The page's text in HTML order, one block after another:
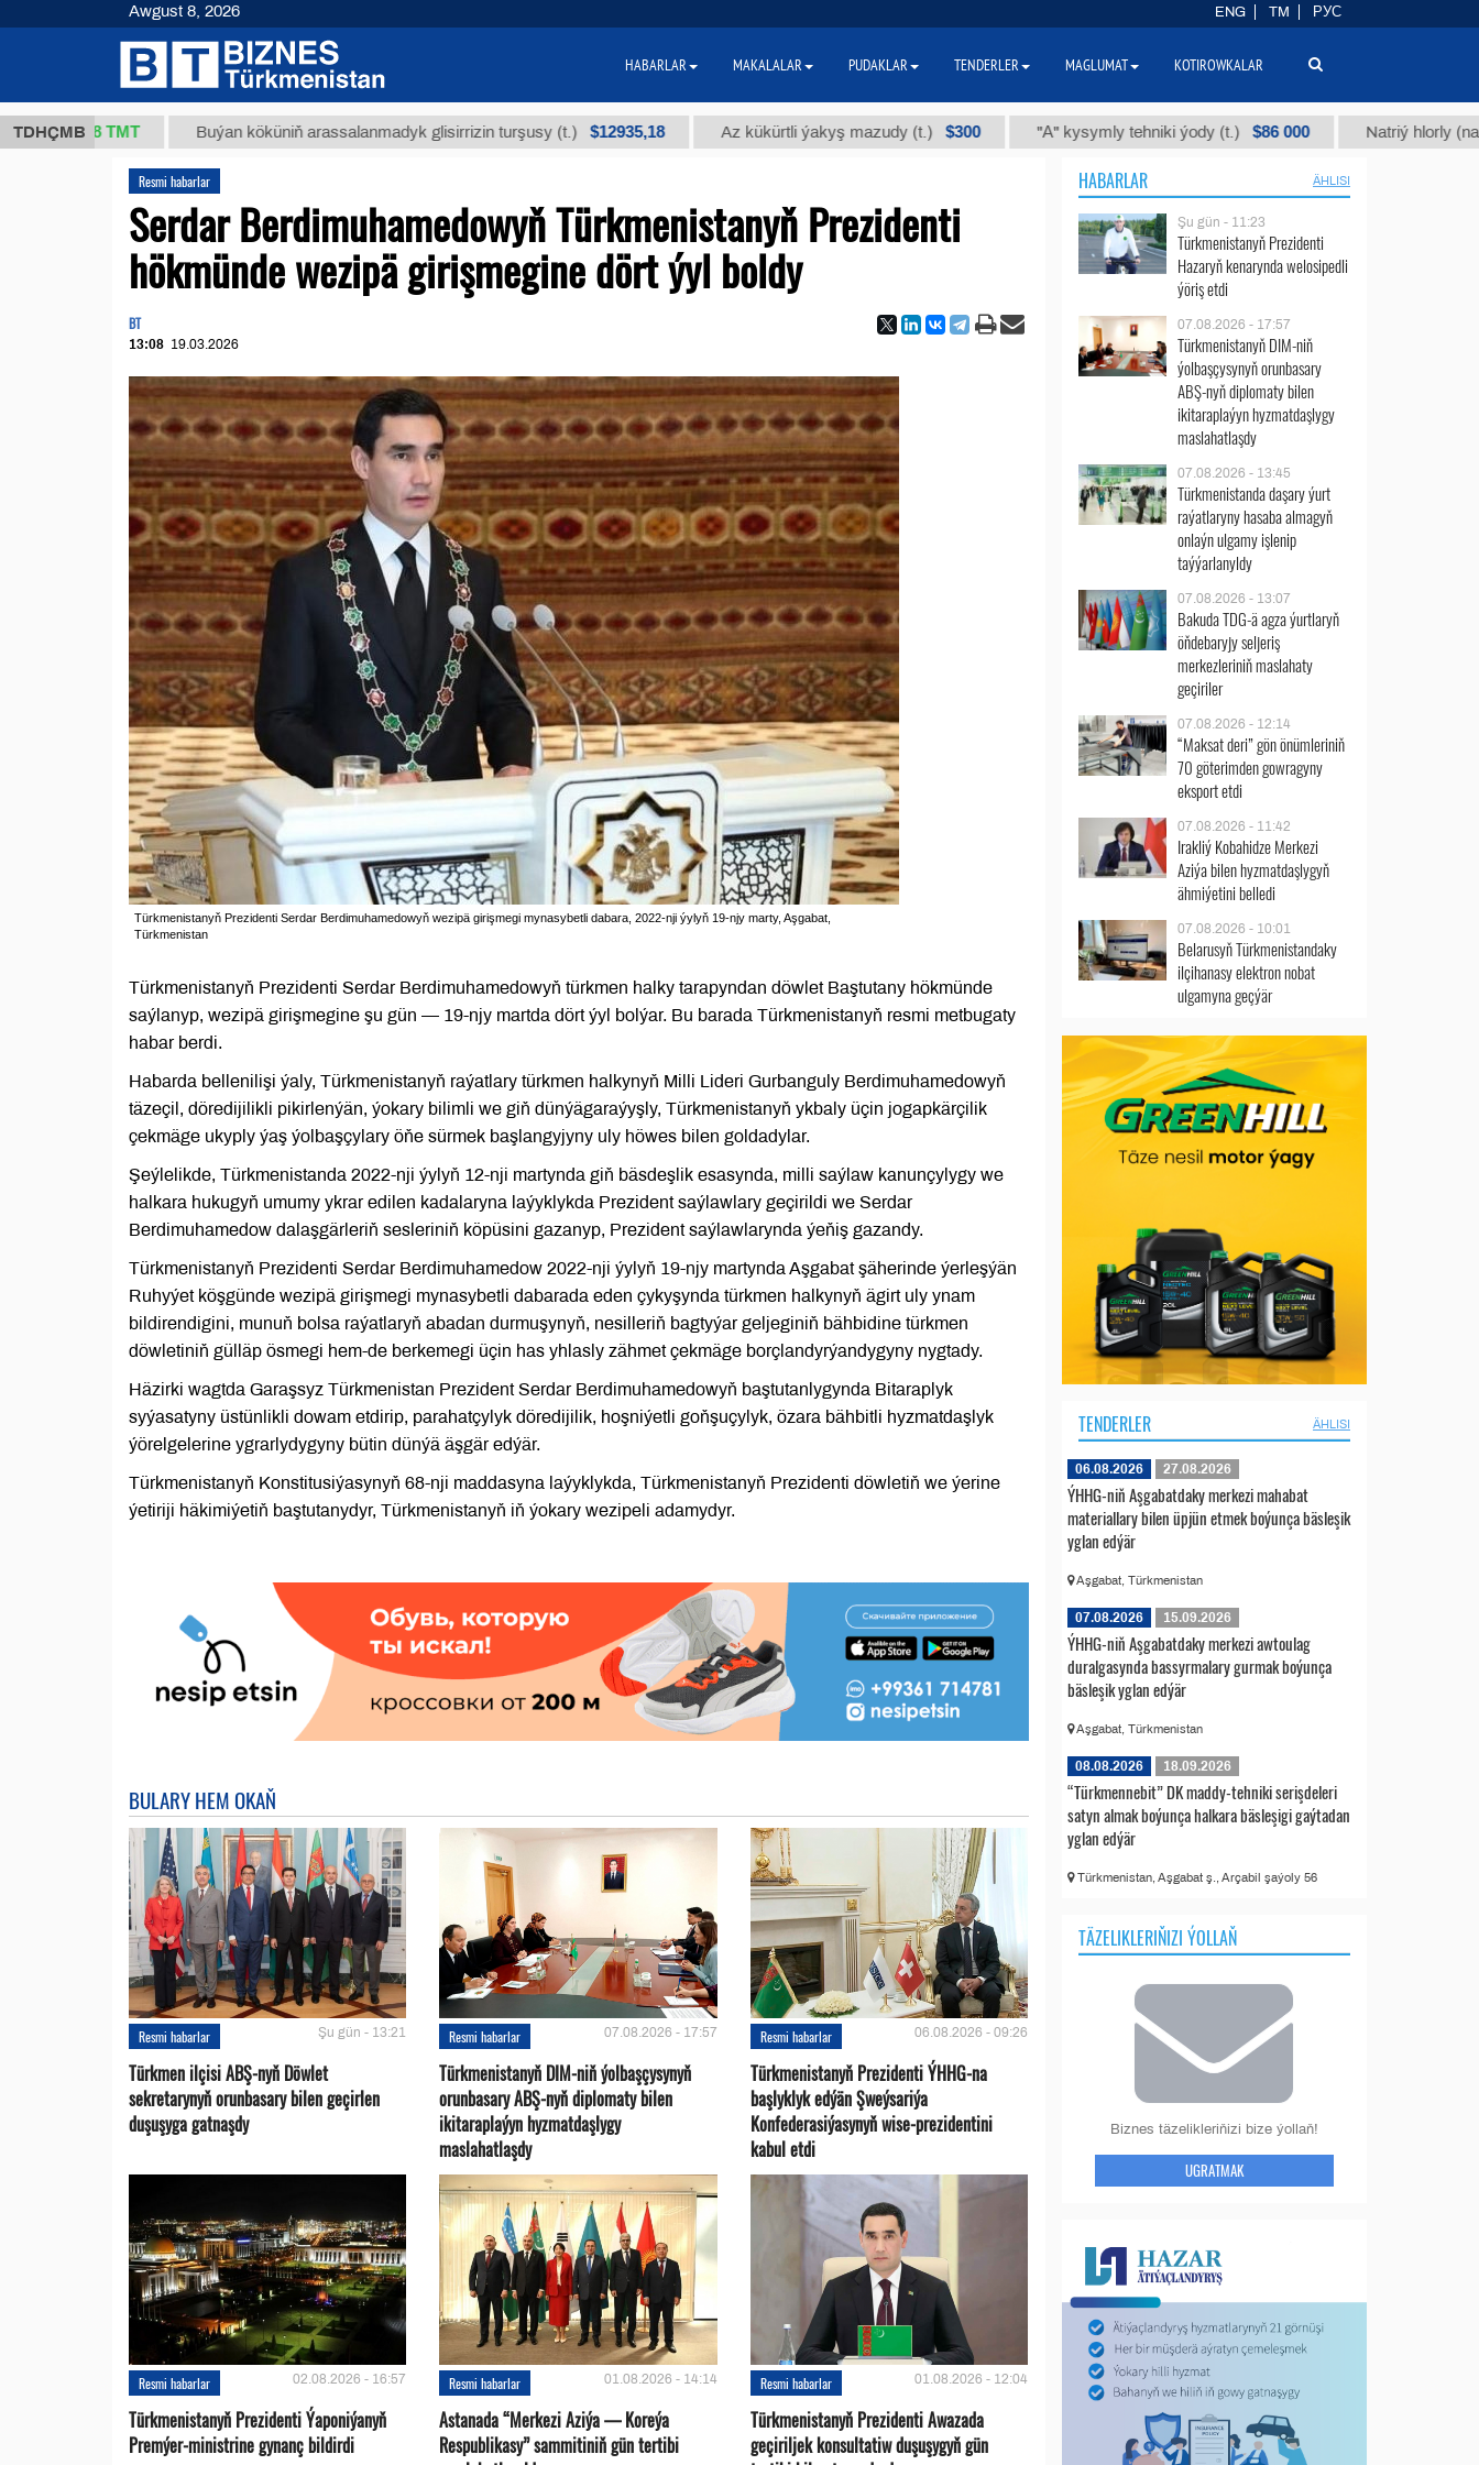
TDHÇMB
37,8 ТМТ Buýan köküniň arassalanmadyk glisirrizin turşusy (t.) $12935,18 Az kükürtli ýakyş mazudy (t.) $300 "А" kysymly tehniki ýody (t.) $86 000 Natriý hlorly (nahar
Resmi habarlar
Serdar Berdimuhamedowyň Türkmenistanyň Prezidenti
hökmünde wezipä girişmegine dört ýyl boldy
BT
13:08 19.03.2026
Türkmenistanyň Prezidenti Serdar Berdimuhamedowyň wezipä girişmegi mynasybetli dabara, 2022-nji ýylyň 19-njy marty, Aşgabat,
Türkmenistan
Türkmenistanyň Prezidenti Serdar Berdimuhamedowyň türkmen halky tarapyndan döwlet Baştutany hökmünde
saýlanyp, wezipä girişmegine şu gün — 19-njy martda dört ýyl bolýar. Bu barada Türkmenistanyň resmi metbugaty
habar berdi.
Habarda bellenilişi ýaly, Türkmenistanyň raýatlary türkmen halkynyň Milli Lideri Gurbanguly Berdimuhamedowyň
täzeçil, döredijilikli pikirlenýän, ýokary bilimli we giň dünýägaraýyşly, Türkmenistanyň ykbaly üçin jogapkärçilik
çekmäge ukyply ýaş ýolbaşçylary öňe sürmek başlangyjyny uly höwes bilen goldadylar.
Şeýlelikde, Türkmenistanda 2022-nji ýylyň 12-nji martynda giň bäsdeşlik esasynda, milli saýlaw kanunçylygy we
halkara hukugyň umumy ykrar edilen kadalaryna laýyklykda Prezident saýlawlary geçirildi we Serdar
Berdimuhamedow dalaşgärleriň sesleriniň köpüsini gazanyp, Prezident saýlawlarynda ýeňiş gazandy.
Türkmenistanyň Prezidenti Serdar Berdimuhamedow 2022-nji ýylyň 19-njy martynda Aşgabat şäherinde ýerleşýän
Ruhyýet köşgünde wezipä girişmegi mynasybetli dabarada eden çykyşynda türkmen halkynyň ägirt uly ynam
bildirendigini, munuň bolsa raýatlaryň abadan durmuşynyň, nesilleriň bagtyýar geljeginiň bähbidine türkmen
döwletiniň gülläp ösmegi hem-de berkemegi üçin has yhlasly zähmet çekmäge borçlandyrýandygyny nygtady.
Häzirki wagtda Garaşsyz Türkmenistan Prezident Serdar Berdimuhamedowyň baştutanlygynda Bitaraplyk
syýasatyny üstünlikli dowam etdirip, parahatçylyk döredijilik, hoşniýetli goňşuçylyk, özara bähbitli hyzmatdaşlyk
ýörelgelerine ygrarlydygyny bütin dünýä äşgär edýär.
Türkmenistanyň Konstitusiýasynyň 68-nji maddasyna laýyklykda, Türkmenistanyň Prezidenti döwletiň we ýerine
ýetiriji häkimiýetiň baştutanydyr, Türkmenistanyň iň ýokary wezipeli adamydyr.
BULARY HEM OKAŇ
Resmi habarlar Şu gün - 13:21
Türkmen ilçisi ABŞ-nyň Döwlet
sekretarynyň orunbasary bilen geçirlen
duşuşyga gatnaşdy
Resmi habarlar 07.08.2026 - 17:57
Türkmenistanyň DIM-niň ýolbaşçysynyň
orunbasary ABŞ-nyň diplomaty bilen
ikitaraplaýyn hyzmatdaşlygy
maslahatlaşdy
Resmi habarlar 06.08.2026 - 09:26
Türkmenistanyň Prezidenti ÝHHG-na
başlyklyk edýän Şweýsariýa
Konfederasiýasynyň wise-prezidentini
kabul etdi
Resmi habarlar 02.08.2026 - 16:57
Türkmenistanyň Prezidenti Ýaponiýanyň
Premýer-ministrine gynanç bildirdi
Resmi habarlar 01.08.2026 - 14:14
Astanada “Merkezi Aziýa — Koreýa
Respublikasy” sammitiniň gün tertibi
Resmi habarlar 01.08.2026 - 12:04
Türkmenistanyň Prezidenti Awazada
geçiriljek konsultatiw duşuşygyň gün
HABARLAR ÄHLISI
Şu gün - 11:23
Türkmenistanyň Prezidenti
Hazaryň kenarynda welosipedli
ýöriş etdi
07.08.2026 - 17:57
Türkmenistanyň DIM-niň
ýolbaşçysynyň orunbasary
ABŞ-nyň diplomaty bilen
ikitaraplaýyn hyzmatdaşlygy
maslahatlaşdy
07.08.2026 - 13:45
Türkmenistanda daşary ýurt
raýatlaryny hasaba almagyň
onlaýn ulgamy işlenip
taýýarlanyldy
07.08.2026 - 13:07
Bakuda TDG-ä agza ýurtlaryň
öňdebaryjy seljeriş
merkezleriniň maslahaty
geçiriler
07.08.2026 - 12:14
“Maksat deri” gön önümleriniň
70 göterimden gowragyny
eksport etdi
07.08.2026 - 11:42
Irakliý Kobahidze Merkezi
Aziýa bilen hyzmatdaşlygyň
ähmiýetini belledi
07.08.2026 - 10:01
Belarusyň Türkmenistandaky
ilçihanasy elektron nobat
ulgamyna geçýär
TENDERLER ÄHLISI
06.08.2026 27.08.2026
ÝHHG-niň Aşgabatdaky merkezi mahabat
materiallary bilen üpjün etmek boýunça bäsleşik
yglan edýär
Aşgabat, Türkmenistan
07.08.2026 15.09.2026
ÝHHG-niň Aşgabatdaky merkezi awtoulag
duralgasynda bassyrmalary gurmak boýunça
bäsleşik yglan edýär
Aşgabat, Türkmenistan
08.08.2026 18.09.2026
“Türkmennebit” DK maddy-tehniki serişdeleri
satyn almak boýunça halkara bäsleşigi gaýtadan
yglan edýär
Türkmenistan, Aşgabat ş., Arçabil şaýoly 56
TÄZELIKLERIŇIZI ÝOLLAŇ
Biznes täzelikleriňizi bize ýollaň!
UGRATMAK
Awgust 8, 2026 ENG TM РУС
HABARLAR MAKALALAR PUDAKLAR TENDERLER MAGLUMAT KOTIROWKALAR